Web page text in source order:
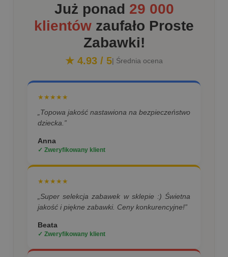
Już ponad 29 000
klientów zaufało Proste
Zabawki!
★ 4.93 / 5| Średnia ocena
★★★★★
„Topowa jakość nastawiona na bezpieczeństwo
dziecka.”
Anna
✓ Zweryfikowany klient
★★★★★
„Super selekcja zabawek w sklepie :) Świetna
jakość i piękne zabawki. Ceny konkurencyjne!”
Beata
✓ Zweryfikowany klient